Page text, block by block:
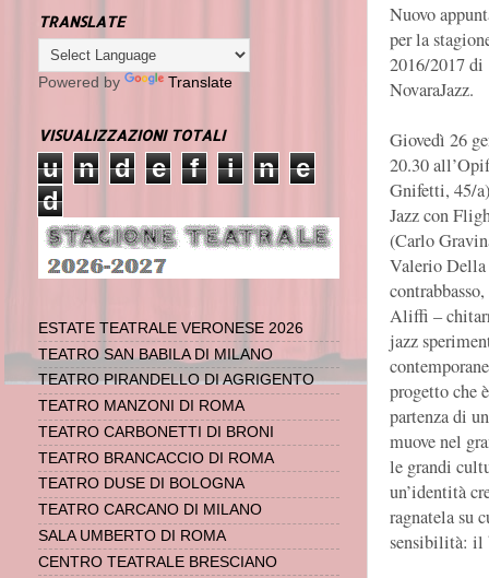
Nuovo
per la
2016/2017 di
NovaraJazz.
Giovedì 26
20.30
Gnifetti, 45/
Jazz con
(Carlo
Valerio Della
Aliffi –
jazz
progetto che
partenza di
muove nel
le grandi
un’identità
ragnatela su
sensibilità: il
TRANSLATE
Powered by Translate
VISUALIZZAZIONI TOTALI
u n d e f i n
e
d
ESTATE TEATRALE VERONESE 2026
TEATRO SAN BABILA DI MILANO
TEATRO PIRANDELLO DI AGRIGENTO
TEATRO MANZONI DI ROMA
TEATRO CARBONETTI DI BRONI
TEATRO BRANCACCIO DI ROMA
TEATRO DUSE DI BOLOGNA
TEATRO CARCANO DI MILANO
SALA UMBERTO DI ROMA
CENTRO TEATRALE BRESCIANO